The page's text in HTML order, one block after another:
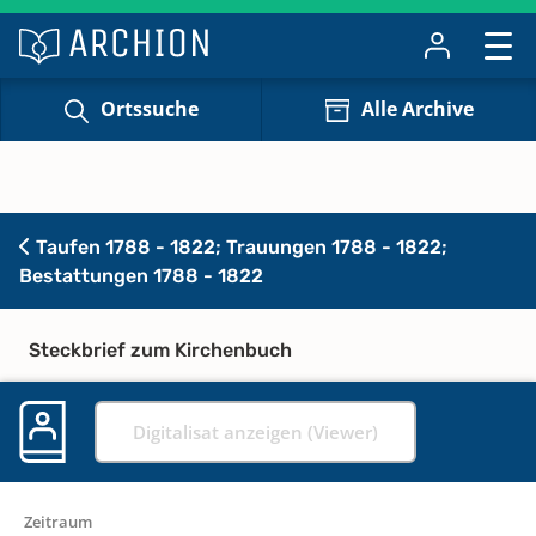
Ortssuche Alle Archive
Taufen 1788 - 1822; Trauungen 1788 - 1822;
Bestattungen 1788 - 1822
Steckbrief zum Kirchenbuch
Digitalisat anzeigen (Viewer)
Zeitraum